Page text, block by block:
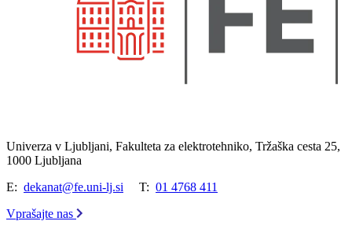
Univerza v Ljubljani, Fakulteta za elektrotehniko, Tržaška cesta 25,
1000 Ljubljana
E: dekanat@fe.uni-lj.si T: 01 4768 411
Vprašajte nas